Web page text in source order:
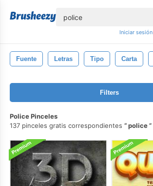
Iniciar sesión
Fuente Letras Tipo Carta
Filters
Police Pinceles
137 pinceles gratis correspondientes
police